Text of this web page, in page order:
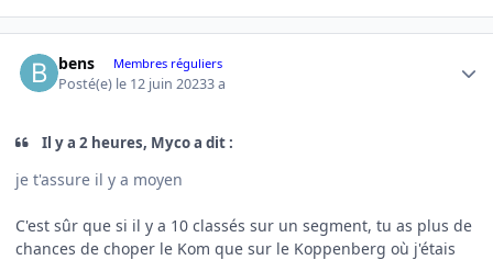
bens Membres réguliers
Posté(e) le 12 juin 20233 a
Il y a 2 heures, Myco a dit :
je t'assure il y a moyen
C'est sûr que si il y a 10 classés sur un segment, tu as plus de
chances de choper le Kom que sur le Koppenberg où j'étais